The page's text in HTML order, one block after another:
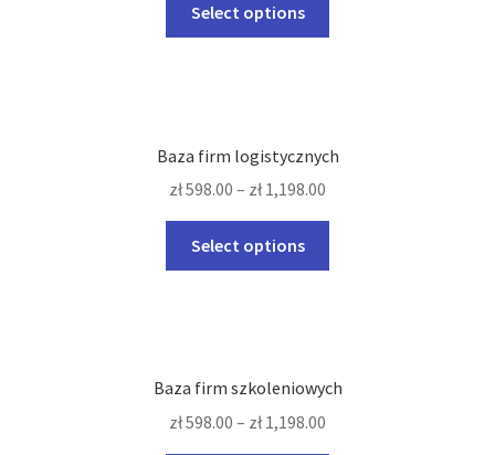
Select options
options
be
on
Baza firm logistycznych
zł598.00 – zł1,198.00
Select options
options
Baza firm szkoleniowych
zł598.00 – zł1,198.00